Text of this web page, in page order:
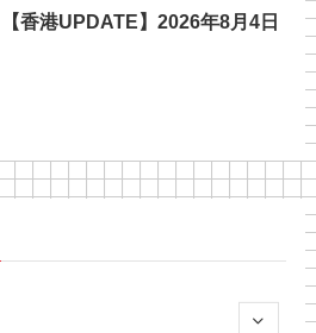
【香港UPDATE】2026年8月4日